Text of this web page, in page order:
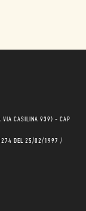
VIA CASILINA 939) - CAP
DEL 25/02/1997 /